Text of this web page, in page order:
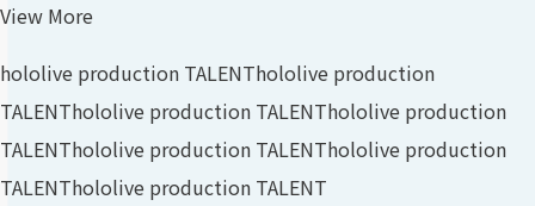
View More
hololive production TALENThololive production
TALENThololive production TALENThololive production
TALENThololive production TALENThololive production
TALENThololive production TALENT